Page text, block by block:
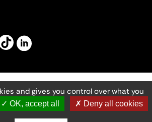
Mentions légales
Gestion des cookies
Accessibilité numérique
de la Culture ©2026
l'architecture et du patrimoine
and gives you control over what you
✓ OK, accept all ✗ Deny all cookies